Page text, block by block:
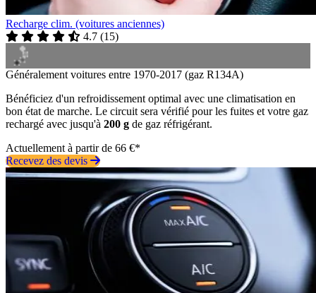
Recharge clim. (voitures anciennes)
4.7 (15)
Généralement voitures entre 1970-2017 (gaz R134A)
Bénéficiez d'un refroidissement optimal avec une climatisation en
bon état de marche. Le circuit sera vérifié pour les fuites et votre gaz
rechargé avec jusqu'à 200 g de gaz réfrigérant.
Actuellement à partir de 66 €*
Recevez des devis